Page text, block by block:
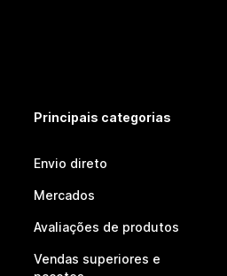
Principais categorias
Envio direto
Mercados
Avaliações de produtos
Vendas superiores e